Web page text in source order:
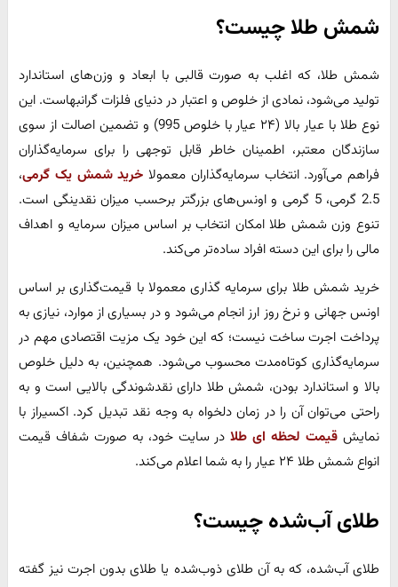
شمش طلا چیست؟
شمش طلا، که اغلب به صورت قالبی با ابعاد و وزن‌های استاندارد
تولید می‌شود، نمادی از خلوص و اعتبار در دنیای فلزات گرانبهاست. این
نوع طلا با عیار بالا (۲۴ عیار با خلوص 995) و تضمین اصالت از سوی
سازندگان معتبر، اطمینان خاطر قابل توجهی را برای سرمایه‌گذاران
فراهم می‌آورد. انتخاب سرمایه‌گذاران معمولا خرید شمش یک گرمی،
2.5 گرمی، 5 گرمی و اونس‌های بزرگتر برحسب میزان نقدینگی است.
تنوع وزن شمش طلا امکان انتخاب بر اساس میزان سرمایه و اهداف
مالی را برای این دسته افراد ساده‌تر می‌کند.
خرید شمش طلا برای سرمایه گذاری معمولا با قیمت‌گذاری بر اساس
اونس جهانی و نرخ روز ارز انجام می‌شود و در بسیاری از موارد، نیازی به
پرداخت اجرت ساخت نیست؛ که این خود یک مزیت اقتصادی مهم در
سرمایه‌گذاری کوتاه‌مدت محسوب می‌شود. همچنین، به دلیل خلوص
بالا و استاندارد بودن، شمش طلا دارای نقدشوندگی بالایی است و به
راحتی می‌توان آن را در زمان دلخواه به وجه نقد تبدیل کرد. اکسیراز با
نمایش قیمت لحظه ای طلادر سایت خود، به صورت شفاف قیمت
انواع شمش طلا ۲۴ عیار را به شما اعلام می‌کند.
طلای آب‌شده چیست؟
طلای آب‌شده، که به آن طلای ذوب‌شده یا طلای بدون اجرت نیز گفته